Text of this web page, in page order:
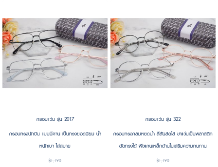
กรอบแว่น รุ่น 2017
กรอบทรงนักบิน แบบมีคาน เป็นทรงยอดนิยม น้ำ
หนักเบา ใส่สบาย
฿1,190
กรอบแว่น รุ่น 322
กรอบทรงกลมหยดน้ำ สีสันสดใส ขาแว่นเป็นพลาสติก
ดัดทรงได้ ฝังแกนเหล็กด้านในเสริมความทนทาน
฿1,190